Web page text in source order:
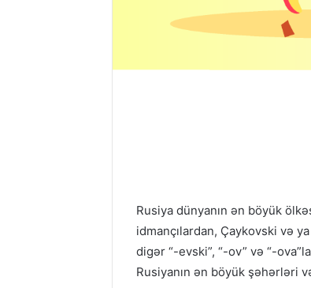
Rusiya dünyanın ən böyük
idmançılardan, Çaykovski və
digər “-evski”, “-ov” və “-
Rusiyanın ən böyük şəhərləri